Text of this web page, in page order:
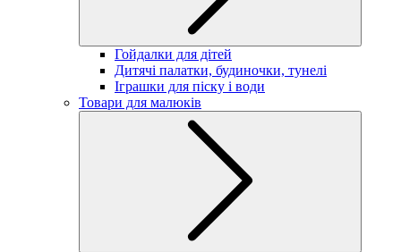
Гойдалки для дітей
Дитячі палатки, будиночки, тунелі
Іграшки для піску і води
Товари для малюків